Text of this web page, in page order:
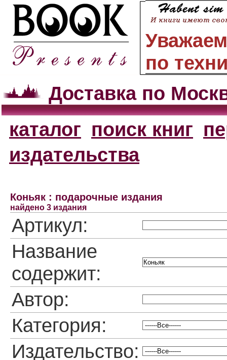
по
Доставка по
каталог поиск книг
издательства
Коньяк : подарочные издания
найдено 3 издания
Артикул:
Название
содержит:
Автор:
Категория:
Издательство: